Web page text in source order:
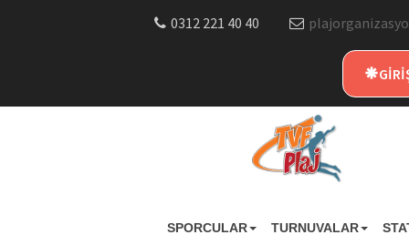
0312 221 40 40
SPORCULAR TURNUVALAR